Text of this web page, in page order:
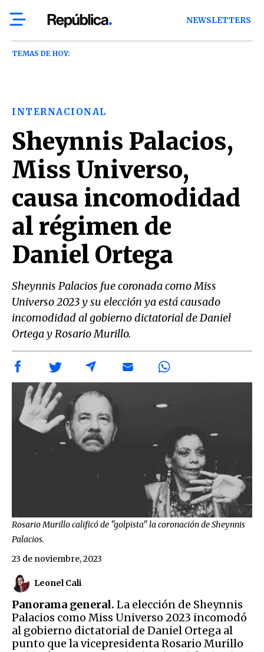
NEWSLETTERS
TEMAS DE HOY:
INTERNACIONAL
Sheynnis Palacios,
Miss Universo,
causa incomodidad
al régimen de
Daniel Ortega
Sheynnis Palacios fue coronada como Miss
Universo 2023 y su elección ya está causado
incomodidad al gobierno dictatorial de Daniel
Ortega y Rosario Murillo.
Rosario Murillo calificó de "golpista" la coronación de Sheynnis
Palacios.
Leonel Cali
23 de noviembre, 2023
Panorama general. La elección de Sheynnis
Palacios como Miss Universo 2023 incomodó
al gobierno dictatorial de Daniel Ortega al
punto que la vicepresidenta Rosario Murillo